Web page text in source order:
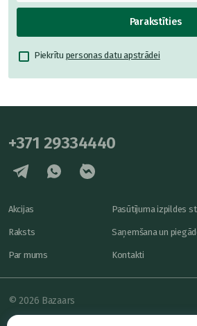
Parakstīties
Piekrītu personas datu apstrādei
+371 29334440
Akcijas
Raksts
Par mums
Pasūtījuma izpildes
Saņemšana un
Kontakti
© 2026 Bazaars